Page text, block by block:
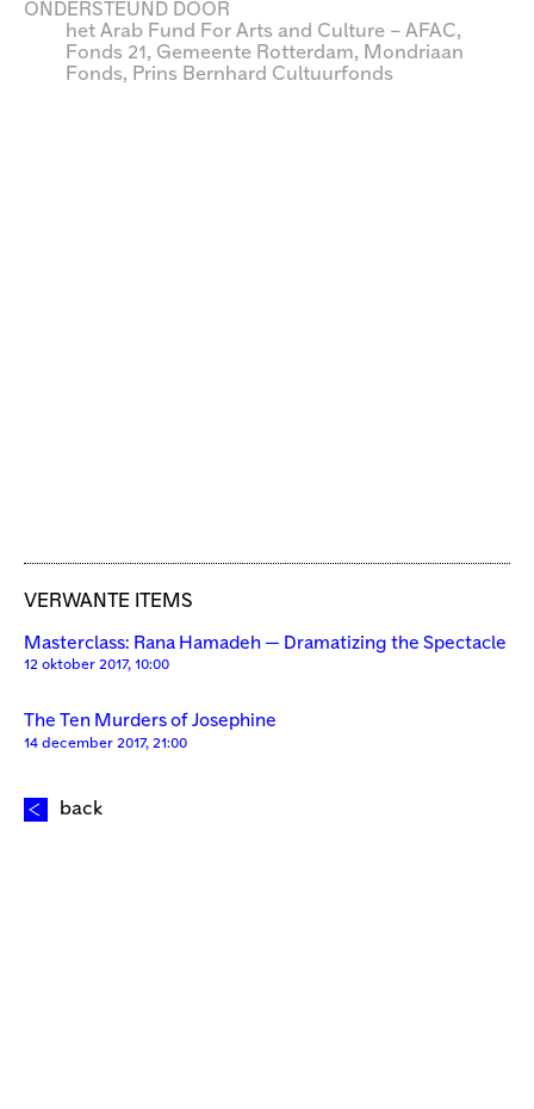
ONDERSTEUND DOOR
het Arab Fund For Arts and Culture – AFAC,
Fonds 21, Gemeente Rotterdam, Mondriaan
Fonds, Prins Bernhard Cultuurfonds
VERWANTE ITEMS
Masterclass: Rana Hamadeh — Dramatizing the Spectacle
12 oktober 2017, 10:00
The Ten Murders of Josephine
14 december 2017, 21:00
back